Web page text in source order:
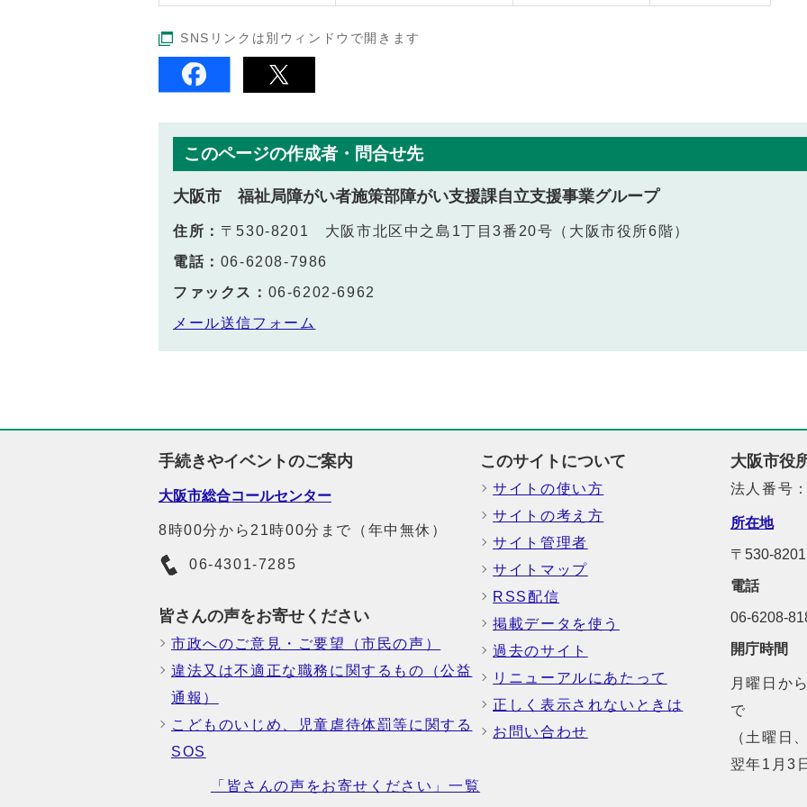
SNSリンクは別ウィンドウで開きます
このページの作成者・問合せ先
大阪市 福祉局障がい者施策部障がい支援課自立支援事業グループ
住所： 〒530-8201 大阪市北区中之島1丁目3番20号（大阪市役所6階）
電話： 06-6208-7986
ファックス： 06-6202-6962
メール送信フォーム
手続きやイベントのご案内
大阪市総合コールセンター
8時00分から21時00分まで（年中無休）
06-4301-7285
皆さんの声をお寄せください
市政へのご意見・ご要望（市民の声）
違法又は不適正な職務に関するもの（公益
通報）
こどものいじめ、児童虐待体罰等に関する
SOS
「皆さんの声をお寄せください」一覧
このサイトについて
サイトの使い方
サイトの考え方
サイト管理者
サイトマップ
RSS配信
掲載データを使う
過去のサイト
リニューアルにあたって
正しく表示されないときは
お問い合わせ
大阪市役
法人番号
所在地
〒530-
電話
06-6208-
開庁時間
月曜日か
で
（土曜日
翌年1月3